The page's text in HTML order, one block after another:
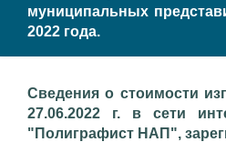
муниципальных
2022 года.
Сведения о стоимости
27.06.2022 г. в сети
"Полиграфист НАП",